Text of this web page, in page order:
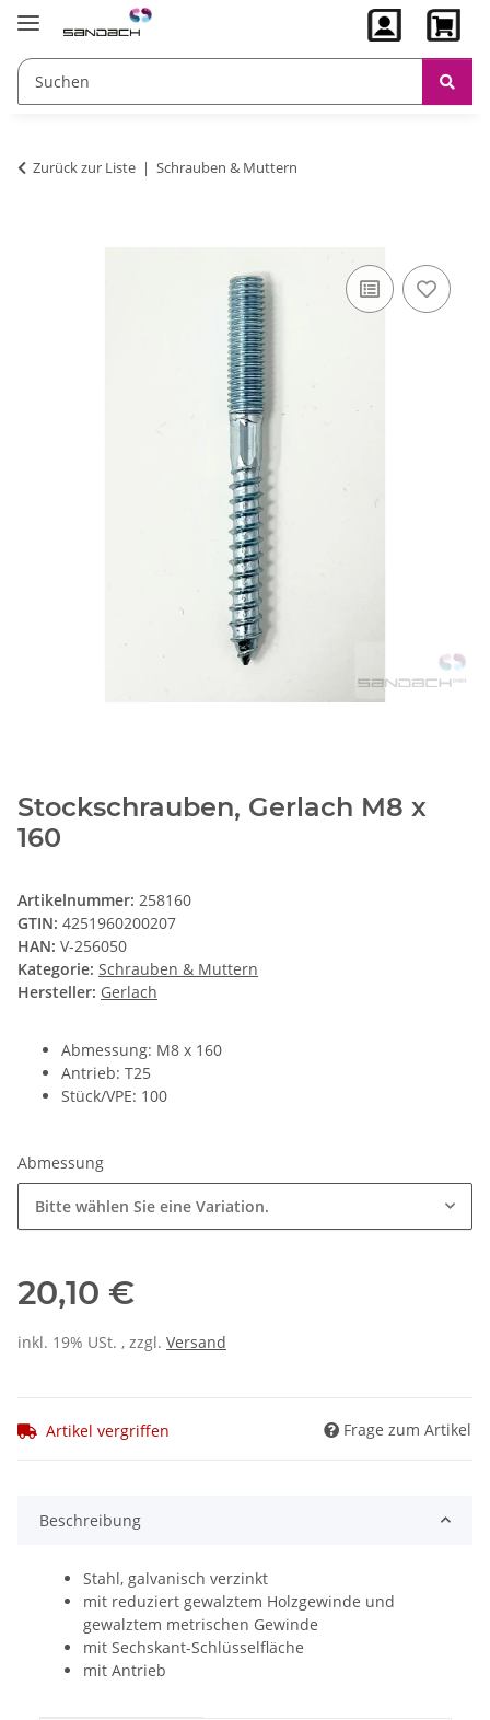
Zurück zur Liste Schrauben & Muttern
Stockschrauben, Gerlach M8 x
160
Artikelnummer: 258160
GTIN: 4251960200207
HAN: V-256050
Kategorie: Schrauben & Muttern
Hersteller: Gerlach
Abmessung: M8 x 160
Antrieb: T25
Stück/VPE: 100
Abmessung
Bitte wählen Sie eine Variation.
20,10 €
inkl. 19% USt. , zzgl. Versand
Artikel vergriffen Frage zum Artikel
Beschreibung
Stahl, galvanisch verzinkt
mit reduziert gewalztem Holzgewinde und
gewalztem metrischen Gewinde
mit Sechskant-Schlüsselfläche
mit Antrieb